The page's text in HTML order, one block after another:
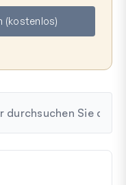
(kostenlos)